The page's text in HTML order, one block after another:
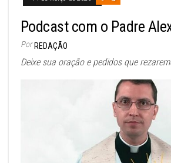
Podcast com o Padre
Por REDAÇÃO
Deixe sua oração e pedidos que